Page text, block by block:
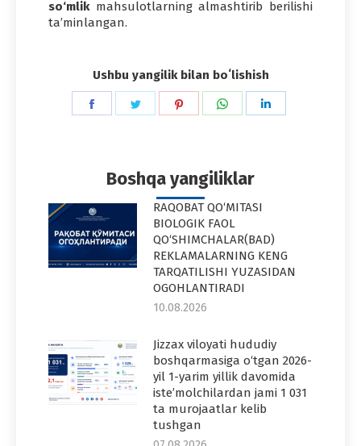
so‘mlikmahsulotlarning almashtirib berilishi
ta’minlangan.
Ushbu yangilik bilan boʻlishish
Share
Share
Share
Share
Boshqa yangiliklar
RAQOBAT QO‘MITASI
BIOLOGIK FAOL
QO‘SHIMCHALAR(BAD)
REKLAMALARNING KENG
TARQATILISHI YUZASIDAN
OGOHLANTIRADI
10.08.2026
Jizzax viloyati hududiy
boshqarmasiga o‘tgan 2026-
yil 1-yarim yillik davomida
iste’molchilardan jami 1 031
ta murojaatlar kelib
tushgan